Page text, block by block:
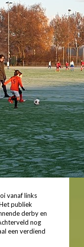
vanaf links
publiek
derby en
nog
een verdiend